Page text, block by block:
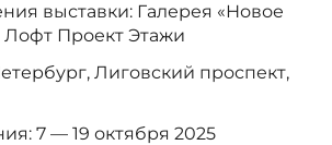
выставки: Галерея «Новое
Лофт Проект Этажи
Лиговский проспект,
7 — 19 октября 2025